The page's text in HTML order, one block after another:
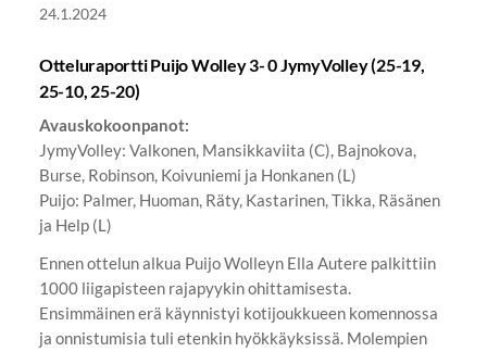
24.1.2024
Otteluraportti Puijo Wolley 3- 0 JymyVolley (25-19,
25-10, 25-20)
Avauskokoonpanot:
JymyVolley: Valkonen, Mansikkaviita (C), Bajnokova,
Burse, Robinson, Koivuniemi ja Honkanen (L)
Puijo: Palmer, Huoman, Räty, Kastarinen, Tikka, Räsänen
ja Help (L)
Ennen ottelun alkua Puijo Wolleyn Ella Autere palkittiin
1000 liigapisteen rajapyykin ohittamisesta.
Ensimmäinen erä käynnistyi kotijoukkueen komennossa
ja onnistumisia tuli etenkin hyökkäyksissä. Molempien